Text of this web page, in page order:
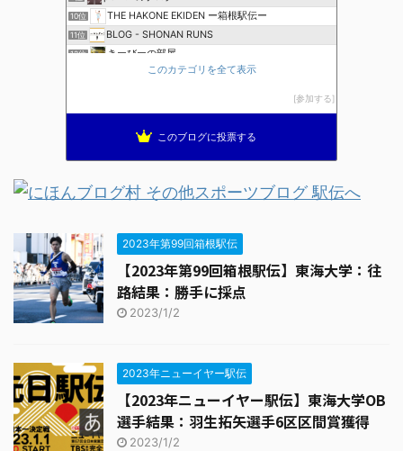
10位 THE HAKONE EKIDEN ー箱根駅伝ー
11位 BLOG - SHONAN RUNS
12位 きーびーの部屋
サロマ１００キロマラソンの挑戦
このカテゴリを全て表示
参加する
このブログに投票する
2023年第99回箱根駅伝
【2023年第99回箱根駅伝】東海大学：往
路結果：勝手に採点
2023/1/2
2023年ニューイヤー駅伝
【2023年ニューイヤー駅伝】東海大学OB
選手結果：羽生拓矢選手6区区間賞獲得
2023/1/2